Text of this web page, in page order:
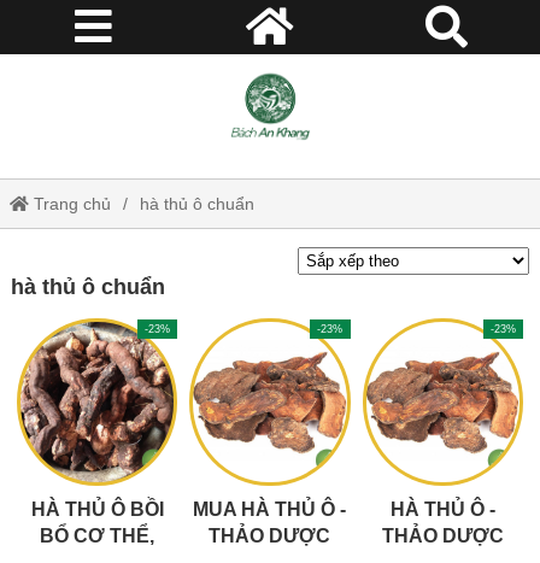
Trang chủ hà thủ ô chuẩn
hà thủ ô chuẩn
-23%
HÀ THỦ Ô BỒI
BỔ CƠ THỂ,
-23%
MUA HÀ THỦ Ô -
THẢO DƯỢC
-23%
HÀ THỦ Ô -
THẢO DƯỢC